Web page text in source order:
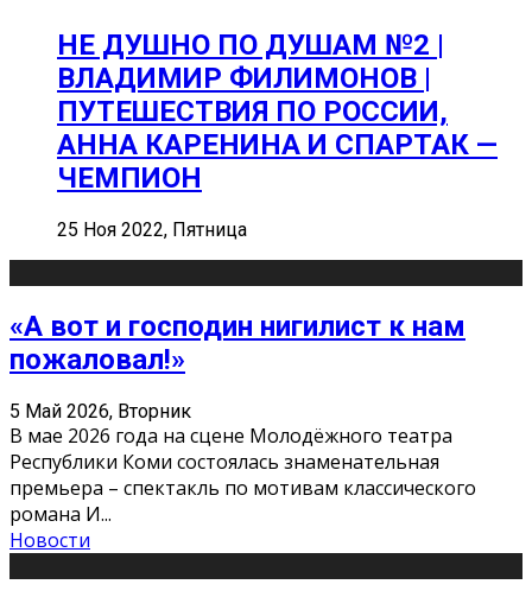
НЕ ДУШНО ПО ДУШАМ №2 |
ВЛАДИМИР ФИЛИМОНОВ |
ПУТЕШЕСТВИЯ ПО РОССИИ,
АННА КАРЕНИНА И СПАРТАК —
ЧЕМПИОН
25 Ноя 2022, Пятница
«А вот и господин нигилист к нам
пожаловал!»
5 Май 2026, Вторник
В мае 2026 года на сцене Молодёжного театра
Республики Коми состоялась знаменательная
премьера – спектакль по мотивам классического
романа И...
Новости